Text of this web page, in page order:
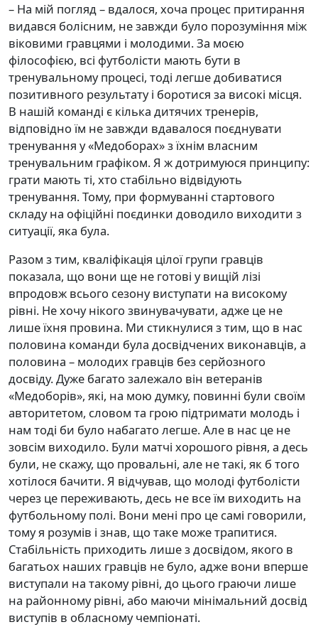
– На мій погляд – вдалося, хоча процес притирання
видався болісним, не завжди було порозуміння між
віковими гравцями і молодими. За моєю
філософією, всі футболісти мають бути в
тренувальному процесі, тоді легше добиватися
позитивного результату і боротися за високі місця.
В нашій команді є кілька дитячих тренерів,
відповідно їм не завжди вдавалося поєднувати
тренування у «Медоборах» з їхнім власним
тренувальним графіком. Я ж дотримуюся принципу:
грати мають ті, хто стабільно відвідують
тренування. Тому, при формуванні стартового
складу на офіційні поєдинки доводило виходити з
ситуації, яка була.
Разом з тим, кваліфікація цілої групи гравців
показала, що вони ще не готові у вищій лізі
впродовж всього сезону виступати на високому
рівні. Не хочу нікого звинувачувати, адже це не
лише їхня провина. Ми стикнулися з тим, що в нас
половина команди була досвідчених виконавців, а
половина – молодих гравців без серйозного
досвіду. Дуже багато залежало він ветеранів
«Медоборів», які, на мою думку, повинні були своїм
авторитетом, словом та грою підтримати молодь і
нам тоді би було набагато легше. Але в нас це не
зовсім виходило. Були матчі хорошого рівня, а десь
були, не скажу, що провальні, але не такі, як б того
хотілося бачити. Я відчував, що молоді футболісти
через це переживають, десь не все їм виходить на
футбольному полі. Вони мені про це самі говорили,
тому я розумів і знав, що таке може трапитися.
Стабільність приходить лише з досвідом, якого в
багатьох наших гравців не було, адже вони вперше
виступали на такому рівні, до цього граючи лише
на районному рівні, або маючи мінімальний досвід
виступів в обласному чемпіонаті.